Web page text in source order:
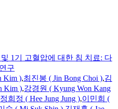
1기 고혈압에 대한 침 치료: 다
구
Kim ),최진봉 ( Jin Bong Choi ),김
Kim ),강경원 ( Kyung Won Kang
정희정 ( Hee Jung Jung ),이민희 (